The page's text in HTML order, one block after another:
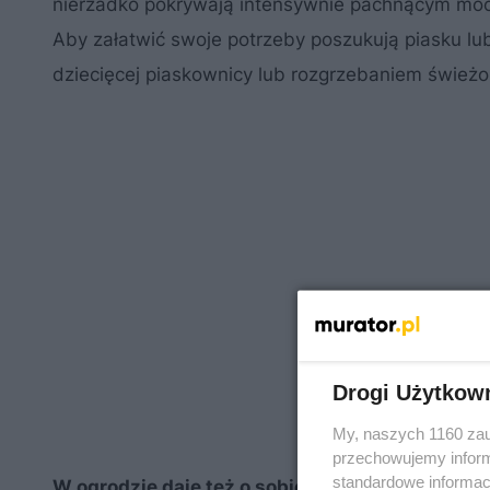
nierzadko pokrywają intensywnie pachnącym
Aby załatwić swoje potrzeby poszukują piasku
dziecięcej piaskownicy lub rozgrzebaniem świeżo
Drogi
My, naszych 1160
przechowujemy
standardowe